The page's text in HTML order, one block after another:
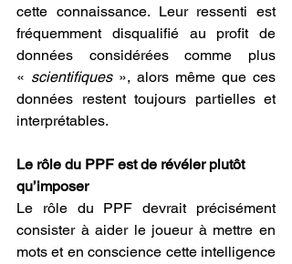
cette connaissance. Leur ressenti est
fréquemment disqualifié au profit de
données considérées comme plus
« scientifiques », alors même que ces
données restent toujours partielles et
interprétables.
Le rôle du PPF est de révéler plutôt
qu’imposer
Le rôle du PPF devrait précisément
consister à aider le joueur à mettre en
mots et en conscience cette intelligence